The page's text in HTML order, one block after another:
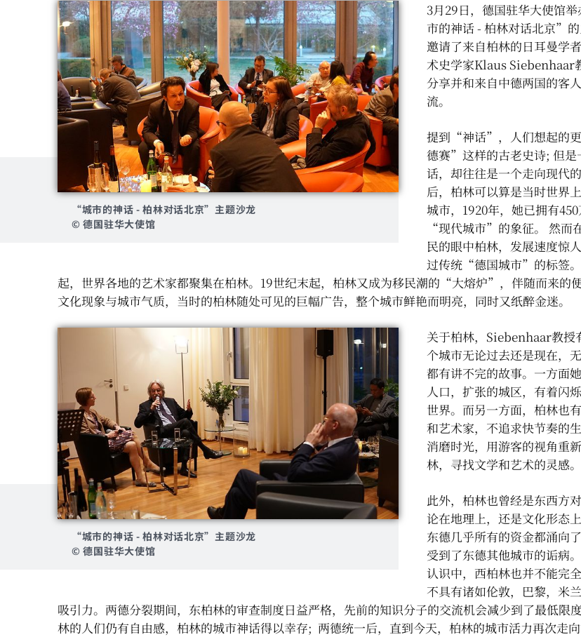
“城市的神话 - 柏林对话北京”主题沙龙
© 德国驻华大使馆
3月29日，德国驻华大使馆
市的神话 - 柏林对话北京”
邀请了来自柏林的日耳曼学
术史学家Klaus Siebenhaar
分享并和来自中德两国的客
流。
提到“神话”，人们想起的
德赛”这样的古老史诗; 但是
话，却往往是一个走向现代
后，柏林可以算是当时世界
城市，1920年，她已拥有
“现代城市”的象征。 然而
民的眼中柏林，发展速度惊
过传统“德国城市”的标签
起，世界各地的艺术家都聚集在柏林。19世纪末起，柏林又成为移民潮的“大熔炉”，伴随而来的
文化现象与城市气质，当时的柏林随处可见的巨幅广告，整个城市鲜艳而明亮，同时又纸醉金迷。
“城市的神话 - 柏林对话北京”主题沙龙
© 德国驻华大使馆
关于柏林，Siebenhaar教授
个城市无论过去还是现在，无
都有讲不完的故事。一方面
人口，扩张的城区，有着闪
世界。而另一方面，柏林也
和艺术家，不追求快节奏的
消磨时光，用游客的视角重
林，寻找文学和艺术的灵感。
此外，柏林也曾经是东西方
论在地理上，还是文化形态上
东德几乎所有的资金都涌向
受到了东德其他城市的诟病
认识中，西柏林也并不能完全
不具有诸如伦敦，巴黎，米
吸引力。两德分裂期间，东柏林的审查制度日益严格，先前的知识分子的交流机会减少到了最低限
林的人们仍有自由感，柏林的城市神话得以幸存; 两德统一后，直到今天，柏林的城市活力再次走向